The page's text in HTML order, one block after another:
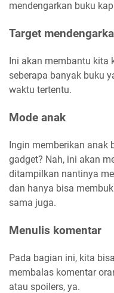
mendengarkan buku
Target
Ini akan membantu kita
seberapa banyak buku
waktu tertentu.
Mode anak
Ingin memberikan anak
gadget? Nah, ini akan
ditampilkan nantinya
dan hanya bisa
sama juga.
Menulis komentar
Pada bagian ini, kita
membalas komentar
atau spoilers, ya.